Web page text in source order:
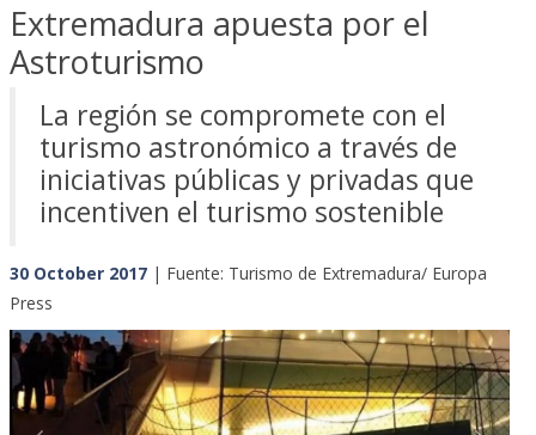
Extremadura apuesta por el
Astroturismo
La región se compromete con el
turismo astronómico a través de
iniciativas públicas y privadas que
incentiven el turismo sostenible
30 October 2017| Fuente: Turismo de Extremadura/ Europa
Press
Previous Next